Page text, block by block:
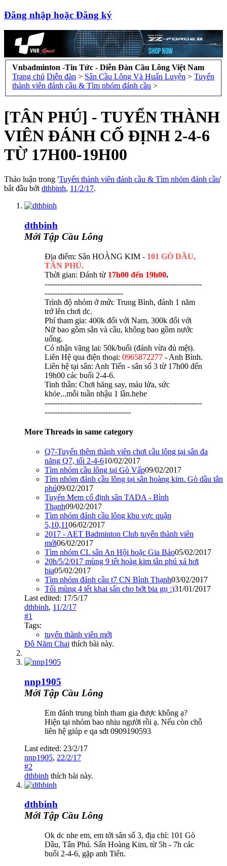
Đăng nhập hoặc Đăng ký
Vnbadminton -Tin Tức - Diễn Đàn Cầu Lông Việt Nam
Trang chủ Diễn đàn > Sân Cầu Lông Và Huấn Luyện > Tuyển
thành viên đánh cầu & Tìm nhóm đánh cầu >
[TÂN PHÚ] - TUYỂN THÀNH
VIÊN ĐÁNH CỐ ĐỊNH 2-4-6
TỪ 17H00-19H00
Thảo luận trong 'Tuyển thành viên đánh cầu & Tìm nhóm đánh cầu'
bắt đầu bởi dthbinh, 11/2/17.
dthbinh
Mới Tập Cầu Lông
Địa điểm: Sân HOÀNG KIM - 101 GÒ DẦU,
TÂN PHÚ.
Thời gian: Đánh từ 17h00 đến 19h00.
--------------------------------------------------------------
-------------------------------
Trình độ nhóm ở mức Trung Bình, đánh 1 năm
trở lên chơi dc.
Phí tham gia: 400k đối với Nam, 300k đối với
Nữ bao gồm sân và cầu, không bao gồm nước
uống.
Có nhận vãng lai: 50k/buổi (đánh vừa đủ mệt).
Liên Hệ qua điện thoại: 0965872277 - Anh Bình.
Liên hệ tại sân: Anh Tiến - sân số 3 từ 17h00 đến
19h00 các buổi 2-4-6.
Tinh thần: Chơi hăng say, máu lửa, sức
khỏe...mỗi tuần nhậu 1 lần.hehe
--------------------------------------------------------------
----------------------------------
More Threads in same category
Q7-Tuyển thêm thành viên chơi cầu lông tại sân đa
năng Q7, tối 2-4-610/02/2017
Tìm nhóm cầu lông tại Gò Vấp09/02/2017
Tìm nhóm đánh cầu lông tại sân hoàng kim. Gò dầu tân
phú09/02/2017
Tuyển Mem cố định sân TADA - Bình
Thạnh09/02/2017
Tìm nhóm đánh cầu lông khu vực quận
5,10,1106/02/2017
2017 - AET Badminton Club tuyển thành viên
mới06/02/2017
Tìm nhóm CL sân An Hội hoặc Gia Bảo05/02/2017
20h/5/2/017 mùng 9 tết hoàg kim tân phú xả hơi
bia05/02/2017
Tìm nhóm đánh cầu t7 CN Bình Thạnh03/02/2017
Tối mùng 4 tết khai sân cho bớt bia gụ :)31/01/2017
Last edited: 17/5/17
dthbinh, 11/2/17
#1
Tags:
tuyển thành viên mới
Đô Năm Chai thích bài này.
nnp1905
Mới Tập Cầu Lông
Em đánh trung bình tham gia được không ạ?
Hiện tại nhóm bao nhiu người rồi ạ. Nếu còn chỗ
liên hệ giúp e qa sđt 0909190593
Last edited: 23/2/17
nnp1905, 22/2/17
#2
dthbinh thích bài này.
dthbinh
Mới Tập Cầu Lông
Ok dc nhe em, em tới sân số 3, địa chỉ: 101 Gò
Dầu, Tân Phú. Sấn Hoàng Kim, từ 5h - 7h các
buổi 2-4-6, gặp anh Tiến.